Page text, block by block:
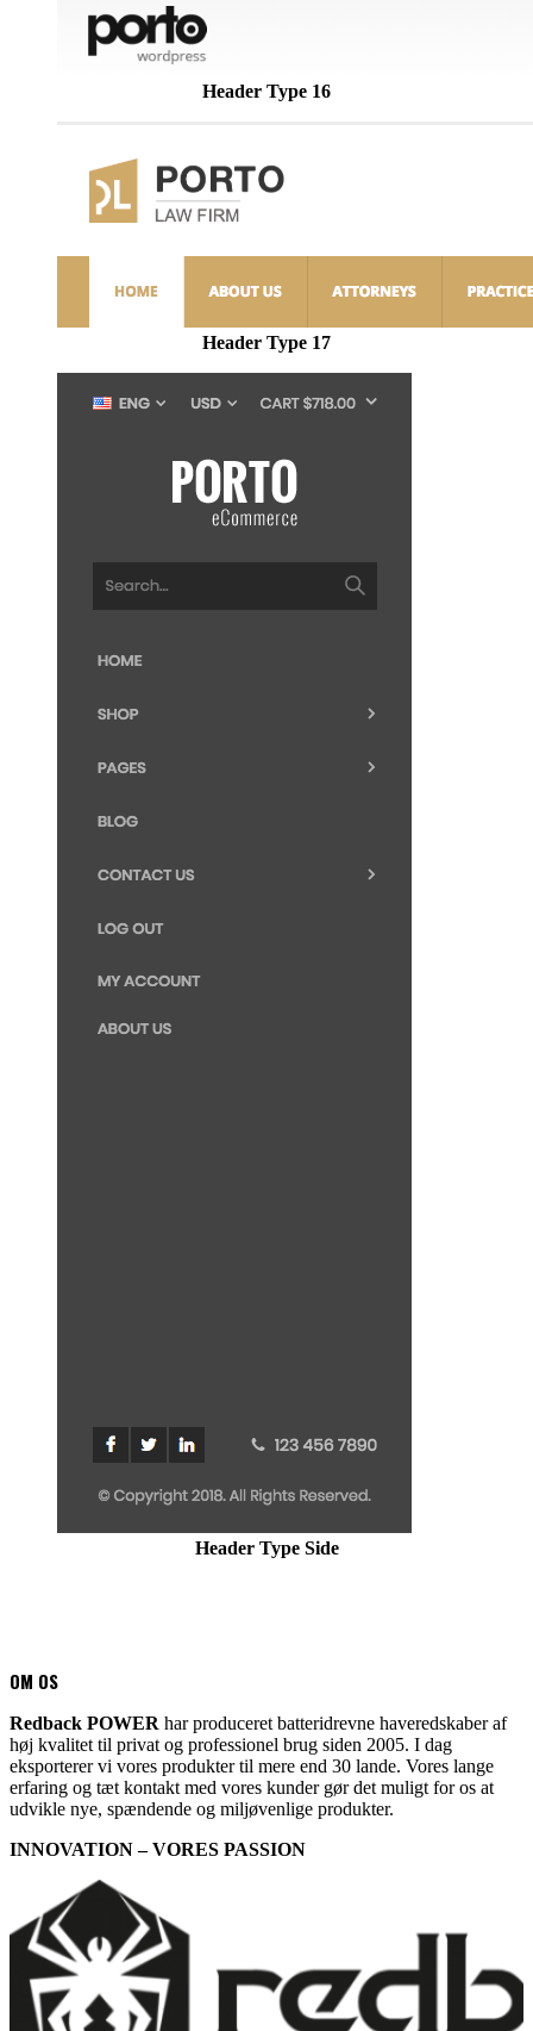
Header Type 16
Header Type 17
Header Type Side
OM OS
Redback POWER har produceret batteridrevne haveredskaber af
høj kvalitet til privat og professionel brug siden 2005. I dag
eksporterer vi vores produkter til mere end 30 lande. Vores lange
erfaring og tæt kontakt med vores kunder gør det muligt for os at
udvikle nye, spændende og miljøvenlige produkter.
INNOVATION – VORES PASSION